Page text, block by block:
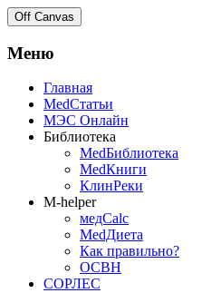
Off Canvas
Меню
Главная
MedСтатьи
МЭС Онлайн
Библиотека
MedБиблиотека
MedКниги
КлинРеки
M-helper
медCalc
MedДиета
Как правильно?
ОСВН
СОРЛЕС